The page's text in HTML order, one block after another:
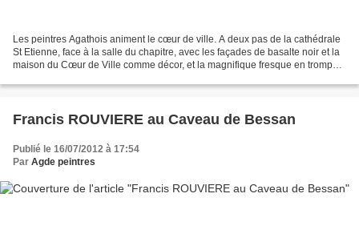
Les peintres Agathois animent le cœur de ville. A deux pas de la cathédrale
St Etienne, face à la salle du chapitre, avec les façades de basalte noir et la
maison du Cœur de Ville comme décor, et la magnifique fresque en trompe
Francis ROUVIERE au Caveau de Bessan
Publié le 16/07/2012 à 17:54
Par Agde peintres